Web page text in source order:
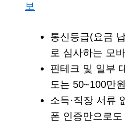
보
통신등급(요금
로 심사하는 모
핀테크 및 일부
도는 50~100만
소득·직장 서류
폰 인증만으로도